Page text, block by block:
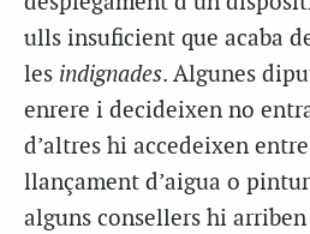
ulls insuficient que acaba
les indignades. Algunes
enrere i decideixen no
d’altres hi accedeixen
llançament d’aigua o
alguns consellers hi